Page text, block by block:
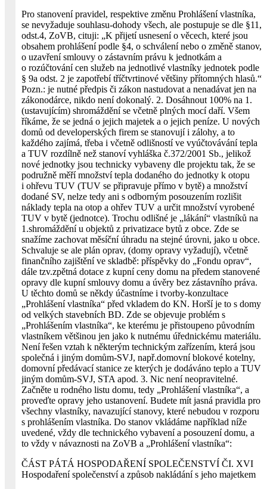
Pro stanovení pravidel, respektive změnu Prohlášení vlastníka,
se nevyžaduje souhlasu-dohody všech, ale postupuje se dle §11,
odst.4, ZoVB, cituji: „K přijetí usnesení o věcech, které jsou
obsahem prohlášení podle §4, o schválení nebo o změně stanov,
o uzavření smlouvy o zástavním právu k jednotkám a
o rozúčtování cen služeb na jednotlivé vlastníky jednotek podle
§ 9a odst. 2 je zapotřebí tříčtvrtinové většiny přítomných hlasů.“
Pozn.: je nutné předpis či zákon nastudovat a nenadávat jen na
zákonodárce, nikdo není dokonalý. 2. Dosáhnout 100% na 1.
(ustavujícím) shromáždění se včetně plných mocí daří. Všem
říkáme, že se jedná o jejich majetek a o jejich peníze. U nových
domů od developerských firem se stanovují i zálohy, a to
každého zajímá, třeba i včetně odlišností ve vyúčtovávání tepla
a TUV rozdílně než stanoví vyhláška č.372/2001 Sb., jelikož
nové jednotky jsou technicky vybaveny dle projektu tak, že se
podružně měří množství tepla dodaného do jednotky k otopu
i ohřevu TUV (TUV se připravuje přímo v bytě) a množství
dodané SV, nelze tedy ani s odborným posouzením rozlišit
náklady tepla na otop a ohřev TUV a určit množství vyrobené
TUV v bytě (jednotce). Trochu odlišné je „lákání“ vlastníků na
1.shromáždění u objektů z privatizace bytů z obce. Zde se
snažíme zachovat měsíční úhradu na stejné úrovni, jako u obce.
Schvaluje se ale plán oprav, (domy opravy vyžadují), včetně
finančního zajištění ve skladbě: příspěvky do „Fondu oprav“,
dále tzv.zpětná dotace z kupní ceny domu na předem stanovené
opravy dle kupní smlouvy domu a úvěry bez zástavního práva.
U těchto domů se někdy účastníme i tvorby-konzultace
„Prohlášení vlastníka“ před vkladem do KN. Horší je to s domy
od velkých stavebních BD. Zde se objevuje problém s
„Prohlášením vlastníka“, ke kterému je přistoupeno původním
vlastníkem většinou jen jako k nutnému úřednickému materiálu.
Není řešen vztah k některým technickým zařízením, která jsou
společná i jiným domům-SVJ, např.domovní blokové kotelny,
domovní předávací stanice ze kterých je dodáváno teplo a TUV
jiným domům-SVJ, STA apod. 3. Nic není neopravitelné.
Začněte u rodného listu domu, tedy „Prohlášení vlastníka“, a
proveďte opravy jeho ustanovení. Budete mít jasná pravidla pro
všechny vlastníky, navazující stanovy, které nebudou v rozporu
s prohlášením vlastníka. Do stanov vkládáme například níže
uvedené, vždy dle technického vybavení a posouzení domu, a
to vždy v návaznosti na ZoVB a „Prohlášení vlastníka“:
ČÁST PÁTÁ HOSPODAŘENÍ SPOLEČENSTVÍ ČI. XVI
Hospodaření společenství a způsob nakládání s jeho majetkem